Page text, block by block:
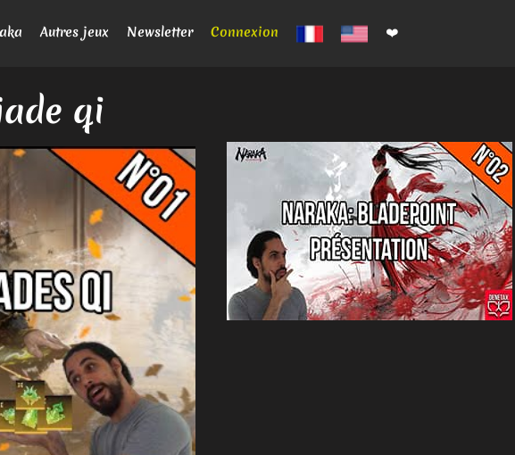
Autres jeux Newsletter Connexion ❤️
qi